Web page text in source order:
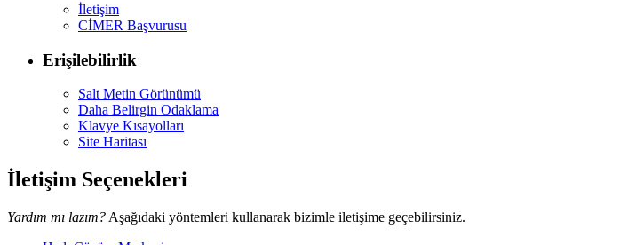
İletişim
CİMER Başvurusu
Erişilebilirlik
Salt Metin Görünümü
Daha Belirgin Odaklama
Klavye Kısayolları
Site Haritası
İletişim Seçenekleri
Yardım mı lazım? Aşağıdaki yöntemleri kullanarak bizimle iletişime geçebilirsiniz.